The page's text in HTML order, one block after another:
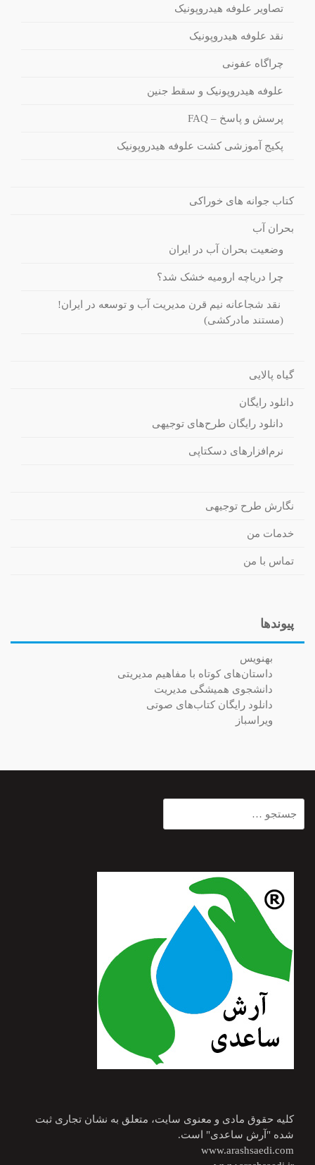
تصاویر علوفه هیدروپونیک
نقد علوفه هیدروپونیک
چراگاه عفونی
علوفه هیدروپونیک و سقط جنین
پرسش و پاسخ – FAQ
پکیج آموزشی کشت علوفه هیدروپونیک
کتاب جوانه های خوراکی
بحران آب
وضعیت بحران آب در ایران
چرا دریاچه ارومیه خشک شد؟
نقد شجاعانه نیم قرن مدیریت آب و توسعه در ایران!
(مستند مادرکشی)
گیاه پالایی
دانلود رایگان
دانلود رایگان طرح‌های توجیهی
نرم‌افزارهای دسکتاپی
نگارش طرح توجیهی
خدمات من
تماس با من
پیوندها
بهنویس
داستان‌های کوتاه با مفاهیم مدیریتی
دانشجوی همیشگی مدیریت
دانلود رایگان کتاب‌های صوتی
ویراسباز
برای:
کلیه حقوق مادی و معنوی سایت، متعلق به نشان تجاری ثبت
شده "آرش ساعدی" است.
www.arashsaedi.com